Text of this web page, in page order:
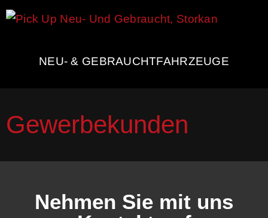
NEU- & GEBRAUCHTFAHRZEUGE
Gewerbekunden
Nehmen Sie mit uns